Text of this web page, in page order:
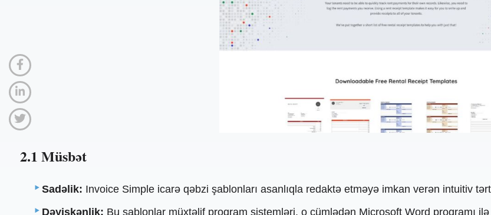
2.1 Müsbət
Sadəlik: Invoice Simple icarə qəbzi şablonları asanlıqla redaktə etməyə imkan verən intuitiv
Dəyişkənlik: Bu şablonlar müxtəlif proqram sistemləri, o cümlədən Microsoft Word proqramı